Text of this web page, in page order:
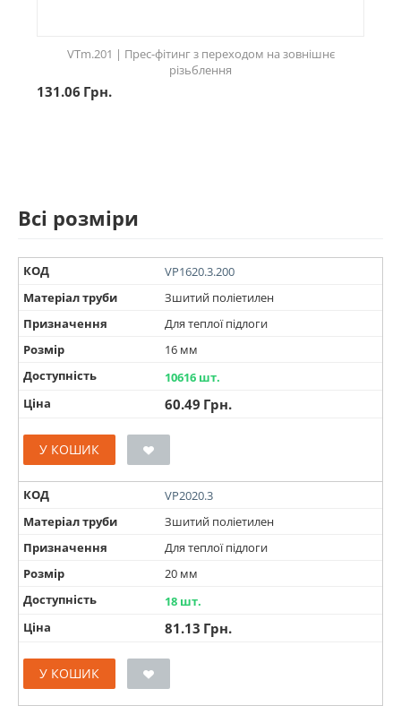
VTm.201 | Прес-фітинг з переходом на зовнішнє
різьблення
131.06 Грн.
Всі розміри
КОД
VP1620.3.200
Матеріал труби
Зшитий поліетилен
Призначення
Для теплої підлоги
Розмір
16 мм
Доступність
10616 шт.
Ціна
60.49 Грн.
У КОШИК
КОД
VP2020.3
Матеріал труби
Зшитий поліетилен
Призначення
Для теплої підлоги
Розмір
20 мм
Доступність
18 шт.
Ціна
81.13 Грн.
У КОШИК